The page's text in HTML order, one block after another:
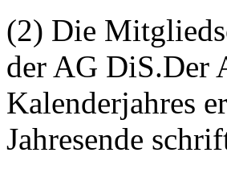
(2) Die
der AG DiS.Der
Kalenderjahres
Jahresende